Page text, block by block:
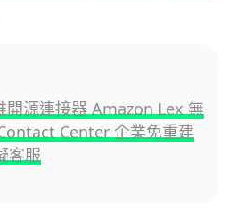
開源連接器 Amazon Lex 無
Center 企業免重建
客服